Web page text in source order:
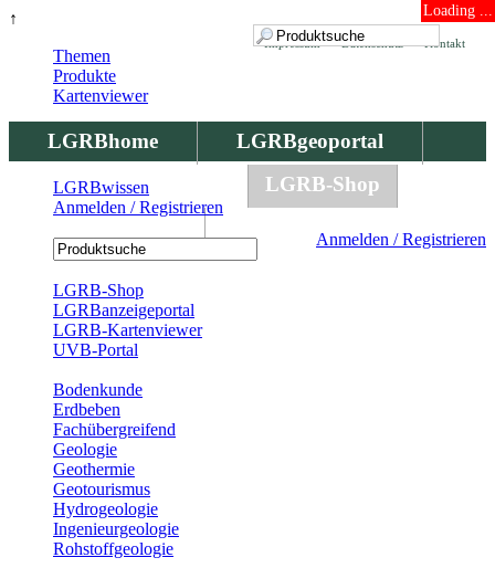
↑ Loading ...
Kontakt
Datenschutz
Impressum
LGRBhome
LGRBgeoportal
LGRBbohrungen
LGRB-Shop
Anmelden / Registrieren
Themen
Produkte
Kartenviewer
LGRBwissen
Anmelden / Registrieren
LGRB-Shop
LGRBanzeigeportal
LGRB-Kartenviewer
UVB-Portal
Bodenkunde
Erdbeben
Fachübergreifend
Geologie
Geothermie
Geotourismus
Hydrogeologie
Ingenieurgeologie
Rohstoffgeologie